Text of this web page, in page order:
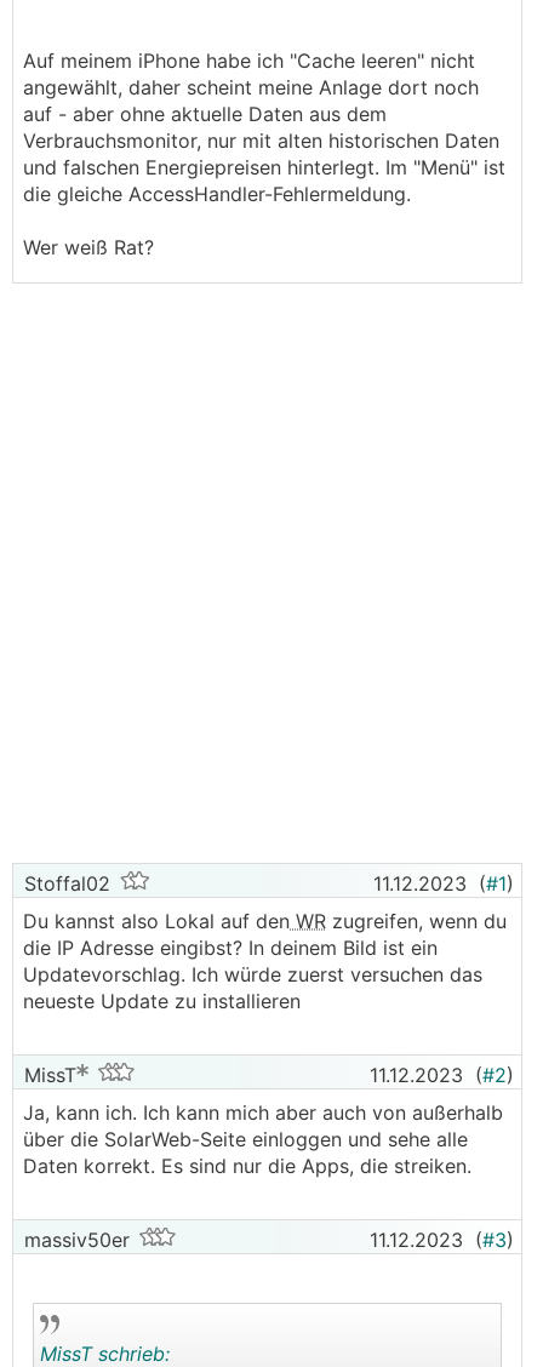
Auf meinem iPhone habe ich "Cache leeren" nicht
angewählt, daher scheint meine Anlage dort noch
auf - aber ohne aktuelle Daten aus dem
Verbrauchsmonitor, nur mit alten historischen Daten
und falschen Energiepreisen hinterlegt. Im "Menü" ist
die gleiche AccessHandler-Fehlermeldung.
Wer weiß Rat?
Stoffal02 11.12.2023 (#1)
Du kannst also Lokal auf den WR zugreifen, wenn du
die IP Adresse eingibst? In deinem Bild ist ein
Updatevorschlag. Ich würde zuerst versuchen das
neueste Update zu installieren
MissT 11.12.2023 (#2)
Ja, kann ich. Ich kann mich aber auch von außerhalb
über die SolarWeb-Seite einloggen und sehe alle
Daten korrekt. Es sind nur die Apps, die streiken.
massiv50er 11.12.2023 (#3)
MissT schrieb: